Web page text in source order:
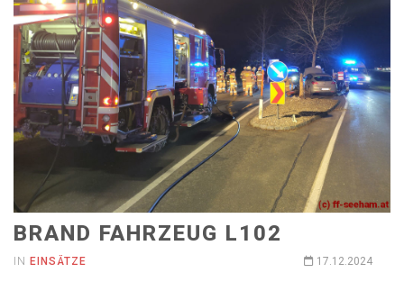
BRAND FAHRZEUG L102
IN EINSÄTZE 17.12.2024